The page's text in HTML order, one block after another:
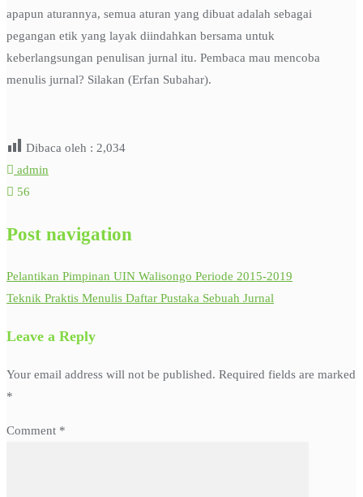
apapun aturannya, semua aturan yang dibuat adalah sebagai
pegangan etik yang layak diindahkan bersama untuk
keberlangsungan penulisan jurnal itu. Pembaca mau mencoba
menulis jurnal? Silakan (Erfan Subahar).
Dibaca oleh : 2,034
admin
56
Post navigation
Pelantikan Pimpinan UIN Walisongo Periode 2015-2019
Teknik Praktis Menulis Daftar Pustaka Sebuah Jurnal
Leave a Reply
Your email address will not be published. Required fields are marked
*
Comment *